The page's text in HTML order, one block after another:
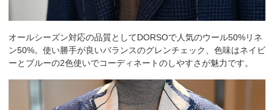
オールシーズン対応の品質としてDORSOで人気のウール50%リネ
ン50%。使い勝手が良いバランスのグレンチェック、色味はネイビ
ーとブルーの2色使いでコーディネートのしやすさが魅力です。